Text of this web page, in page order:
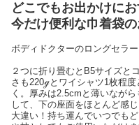
どこでもお出かけにお
今だけ便利な巾着袋の
ボディドクターのロングセラ
２つに折り畳むとB5サイズと
さも220ℊとワイシャツ1枚程
く。厚みは2.5cmと薄いなが
して、下の座面をほとんど感
大違い！持ち運んでいつでも